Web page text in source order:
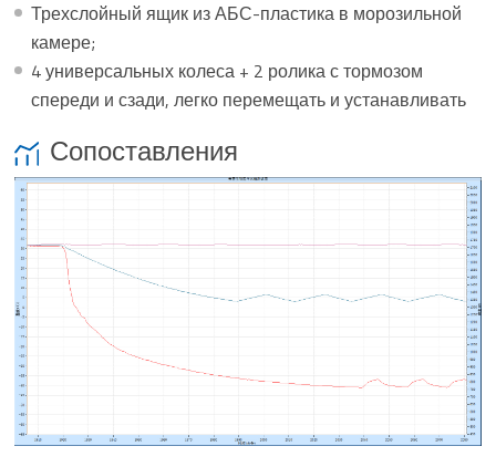
Трехслойный ящик из АБС-пластика в морозильной
камере;
4 универсальных колеса + 2 ролика с тормозом
спереди и сзади, легко перемещать и устанавливать
Сопоставления